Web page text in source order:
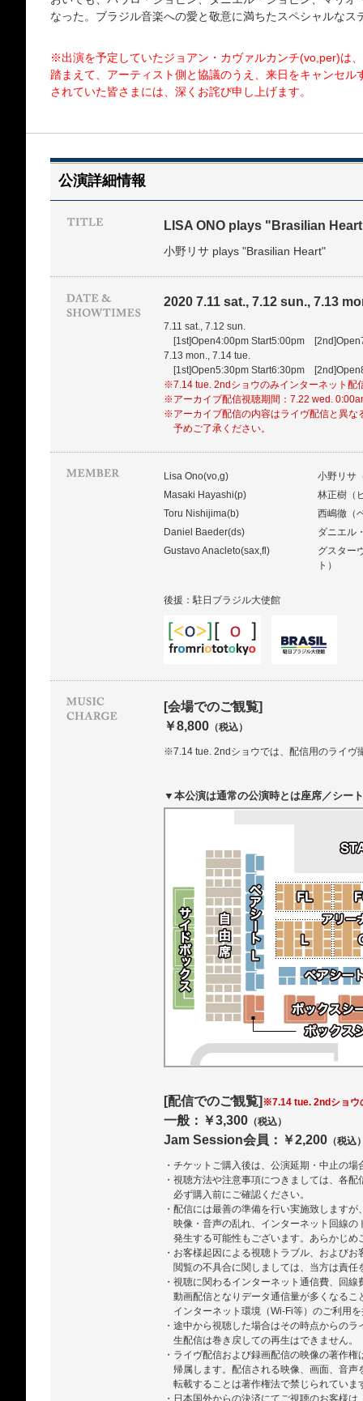
なった。ブラジル音楽への愛と敬意に満ちたスペシャルなス
※出演を予定していたジョアン・カヴァルカンチ(vo,per)は
踏まえて、アーティスト側と協議のうえ、来日をキャンセ
されていた皆さまには、深くお詫び申し上げます。
公演詳細情報
LISA ONO plays "Brasilian
小野リサ plays "Brasilian Heart"
2020 7.11 sat., 7.12 sun., 7.13
7.11 sat., 7.12 sun.
[1st]Open4:00pm Start5:00pm
7.13 mon., 7.14 tue.
[1st]Open5:30pm Start6:30pm
※7.14 tue. 2ndショウのみインターネット配
※アーカイブ配信視聴期間：7.22 wed.
※アーカイブ配信の内容はライヴ配信と異な
予めご了承ください。
Lisa Ono(vo,g)
小野リサ
Masaki Hayashi(p)
林正樹（
Toru Nishijima(b)
西嶋徹（
Daniel Baeder(ds)
ダニエル
Gustavo Anacleto(sax,fl)
グスター
ト）
後援：駐日ブラジル大使館
[会場でのご観覧]
￥8,800 （税込）
※7.14 tue. 2ndショウでは、配信用のライヴ
▼本公演は通常の公演時とは座席／シー
[配信でのご観覧] ※7.14 tue. 2ndショウ
一般：￥3,300 （税込）
Jam Session会員：￥2,200 （税込
・チケットご購入後は、公演延期・中止の
・視聴方法や注意事項につきましては、各
必ず購入前にご確認ください。
・配信には最善の準備を行い実施致します
映像・音声の乱れ、インターネット回線
発生する可能性もございます。あらかじめ
・お客様起因による視聴トラブル、および
閲覧の不具合に関しましては、当方は責任
・視聴に関わるインターネット通信費、回
動画配信となりデータ通信量が多くなるこ
インターネット環境（Wi-Fi等）のご利用
・途中から視聴した場合はその時点からのラ
生配信は巻き戻しての再生はできません。
・ライヴ配信および録画配信の映像の著作
帰属します。配信される映像、画面、音
転載することは著作権法で禁じられていま
・日本国外からの決済にてご視聴のお客様は